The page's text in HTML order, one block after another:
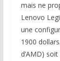
mais ne
Lenovo
une
1900
d’AMD)